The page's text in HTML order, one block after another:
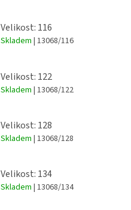
Velikost: 116
Skladem | 13068/116
Velikost: 122
Skladem | 13068/122
Velikost: 128
Skladem | 13068/128
Velikost: 134
Skladem | 13068/134